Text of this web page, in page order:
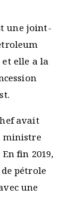
une joint-
elle a la
avait
ministre
En fin 2019,
pétrole
une